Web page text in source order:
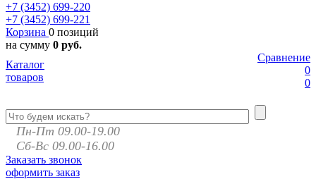
+7 (3452) 699-220
+7 (3452) 699-221
Корзина 0 позиций
на сумму 0 руб.
Сравнение
0
0
Каталог
товаров
Пн-Пт 09.00-19.00
Сб-Вс 09.00-16.00
Заказать звонок
оформить заказ